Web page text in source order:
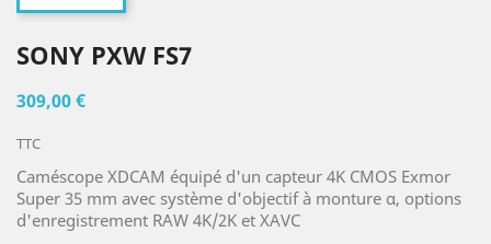
SONY PXW FS7
309,00 €
TTC
Caméscope XDCAM équipé d'un capteur 4K CMOS Exmor
Super 35 mm avec système d'objectif à monture α, options
d'enregistrement RAW 4K/2K et XAVC